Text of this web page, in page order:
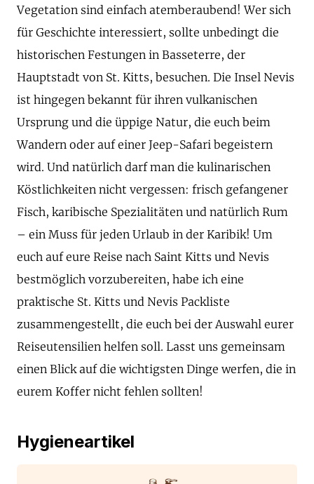
Vegetation sind einfach atemberaubend! Wer sich
für Geschichte interessiert, sollte unbedingt die
historischen Festungen in Basseterre, der
Hauptstadt von St. Kitts, besuchen. Die Insel Nevis
ist hingegen bekannt für ihren vulkanischen
Ursprung und die üppige Natur, die euch beim
Wandern oder auf einer Jeep-Safari begeistern
wird. Und natürlich darf man die kulinarischen
Köstlichkeiten nicht vergessen: frisch gefangener
Fisch, karibische Spezialitäten und natürlich Rum
– ein Muss für jeden Urlaub in der Karibik! Um
euch auf eure Reise nach Saint Kitts und Nevis
bestmöglich vorzubereiten, habe ich eine
praktische St. Kitts und Nevis Packliste
zusammengestellt, die euch bei der Auswahl eurer
Reiseutensilien helfen soll. Lasst uns gemeinsam
einen Blick auf die wichtigsten Dinge werfen, die in
eurem Koffer nicht fehlen sollten!
Hygieneartikel